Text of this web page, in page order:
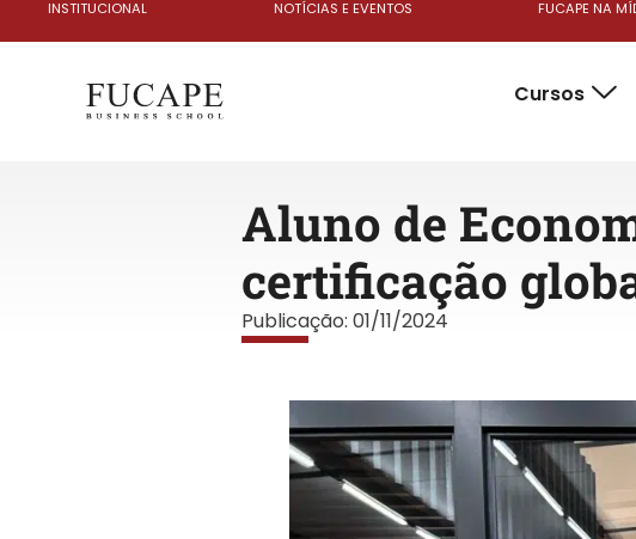
INSTITUCIONAL NOTÍCIAS E EVENTOS FUCAPE NA
Cursos
Aluno de
certificação
Publicação: 01/11/2024